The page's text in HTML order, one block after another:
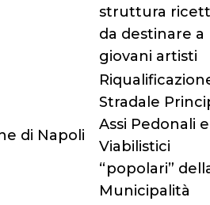
struttura
da destinare a
giovani artisti
di Napoli
Stradale
Assi Pedonali e
Viabilistici
“popolari”
Municipalità